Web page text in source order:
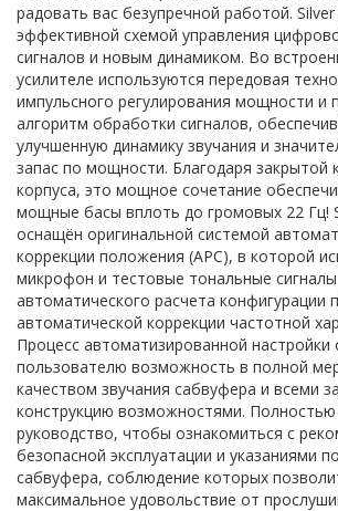
радовать вас безупречной работой.
эффективной схемой управления
сигналов и новым динамиком. Во
усилителе используются передовая
импульсного регулирования мощности и
алгоритм обработки сигналов,
улучшенную динамику звучания и
запас по мощности. Благодаря закрытой
корпуса, это мощное сочетание
мощные басы вплоть до громовых 22 Гц!
оснащён оригинальной системой
коррекции положения (APC), в которой
микрофон и тестовые тональные
автоматического расчета конфигурации
автоматической коррекции частотной
Процесс автоматизированной настройки
пользователю возможность в полной
качеством звучания сабвуфера и всеми
конструкцию возможностями.
руководство, чтобы ознакомиться с
безопасной эксплуатации и указаниями
сабвуфера, соблюдение которых
максимальное удовольствие от